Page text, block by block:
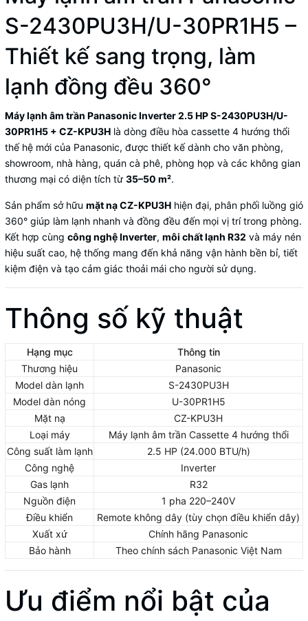
S-2430PU3H/U-30PR1H5 –
Thiết kế sang trọng, làm
lạnh đồng đều 360°
Máy lạnh âm trần Panasonic Inverter 2.5 HP S-2430PU3H/U-
30PR1H5 + CZ-KPU3H là dòng điều hòa cassette 4 hướng thổi
thế hệ mới của Panasonic, được thiết kế dành cho văn phòng,
showroom, nhà hàng, quán cà phê, phòng họp và các không gian
thương mại có diện tích từ 35–50 m².
Sản phẩm sở hữu mặt nạ CZ-KPU3H hiện đại, phân phối luồng gió
360° giúp làm lạnh nhanh và đồng đều đến mọi vị trí trong phòng.
Kết hợp cùng công nghệ Inverter, môi chất lạnh R32 và máy nén
hiệu suất cao, hệ thống mang đến khả năng vận hành bền bỉ, tiết
kiệm điện và tạo cảm giác thoải mái cho người sử dụng.
Thông số kỹ thuật
Hạng mục
Thông tin
Thương hiệu
Panasonic
Model dàn lạnh
S-2430PU3H
Model dàn nóng
U-30PR1H5
Mặt nạ
CZ-KPU3H
Loại máy
Máy lạnh âm trần Cassette 4 hướng thổi
Công suất làm lạnh
2.5 HP (24.000 BTU/h)
Công nghệ
Inverter
Gas lạnh
R32
Nguồn điện
1 pha 220–240V
Điều khiển
Remote không dây (tùy chọn điều khiển dây)
Xuất xứ
Chính hãng Panasonic
Bảo hành
Theo chính sách Panasonic Việt Nam
Ưu điểm nổi bật của